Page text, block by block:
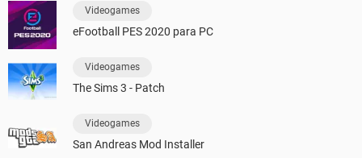
Videogames
eFootball PES 2020 para PC
Videogames
The Sims 3 - Patch
Videogames
San Andreas Mod Installer